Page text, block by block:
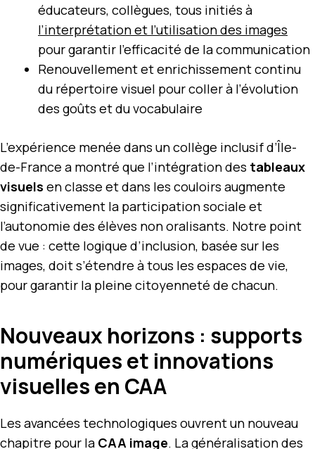
éducateurs, collègues, tous initiés à
l’interprétation et l’utilisation des images
pour garantir l’efficacité de la communication
Renouvellement et enrichissement continu
du répertoire visuel pour coller à l’évolution
des goûts et du vocabulaire
L’expérience menée dans un collège inclusif d’Île-
de-France a montré que l’intégration des tableaux
visuels en classe et dans les couloirs augmente
significativement la participation sociale et
l’autonomie des élèves non oralisants. Notre point
de vue : cette logique d’inclusion, basée sur les
images, doit s’étendre à tous les espaces de vie,
pour garantir la pleine citoyenneté de chacun.
Nouveaux horizons : supports
numériques et innovations
visuelles en CAA
Les avancées technologiques ouvrent un nouveau
chapitre pour la CAA image. La généralisation des